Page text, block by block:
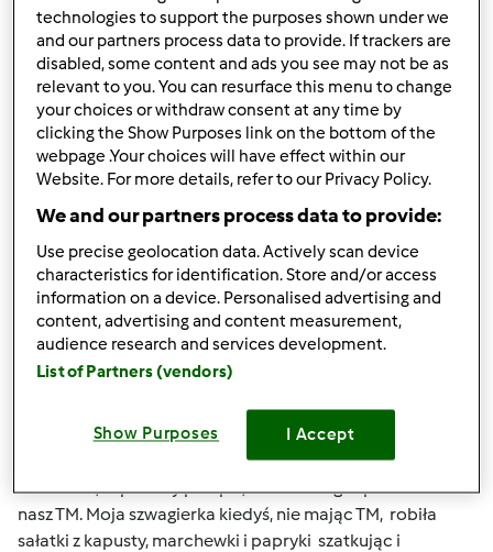
Dodac do burakow. Przelozyc do garnka i dodac reszte
skladnikow i gotowac 5 minut, przelozyc do sloiczkow i
pasteryzowac 10-15 minut.
Góra strony
Zalogujlub zarejestruj sięaby dodawać
komentarze
gabi49 Dołączył : 29.04.2011
Marzenko, superowy przepis, ale można go "przerobić" na
nasz TM. Moja szwagierka kiedyś, nie mając TM, robiła
sałatki z kapusty, marchewki i papryki szatkując i
technologies to support the purposes shown under we
and our partners process data to provide. If trackers are
disabled, some content and ads you see may not be as
relevant to you. You can resurface this menu to change
your choices or withdraw consent at any time by
clicking the Show Purposes link on the bottom of the
webpage .Your choices will have effect within our
Website. For more details, refer to our Privacy Policy.
We and our partners process data to provide:
Use precise geolocation data. Actively scan device
characteristics for identification. Store and/or access
information on a device. Personalised advertising and
content, advertising and content measurement,
audience research and services development.
List of Partners (vendors)
Show Purposes I Accept